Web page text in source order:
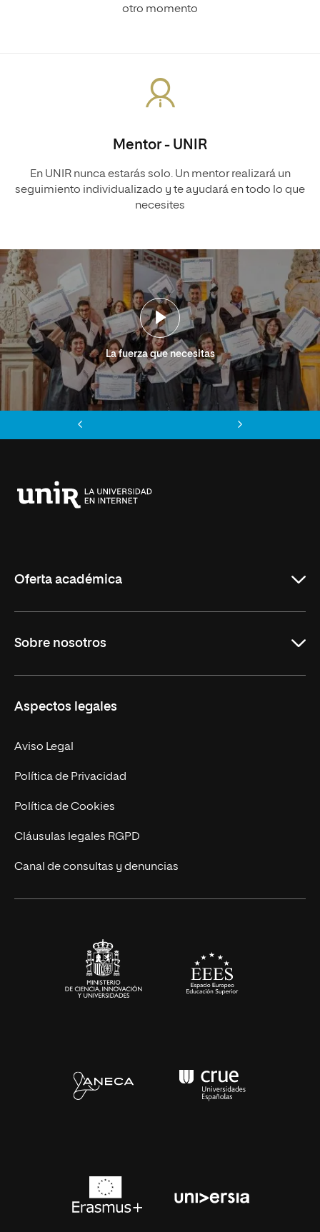
otro momento
Mentor - UNIR
En UNIR nunca estarás solo. Un mentor realizará un
seguimiento individualizado y te ayudará en todo lo que
necesites
La fuerza que necesitas
Oferta académica
Másteres Oficiales
Másteres Propios
Doctorados
Experto Universitario
Postgrados
Cursos Universitarios
Sobre nosotros
Facultades
Nuestro Equipo
Trabaja en UNIR
Actualidad
UNIR Revista
Eventos
Aspectos legales
Aviso Legal
Política de Privacidad
Política de Cookies
Cláusulas legales RGPD
Canal de consultas y denuncias